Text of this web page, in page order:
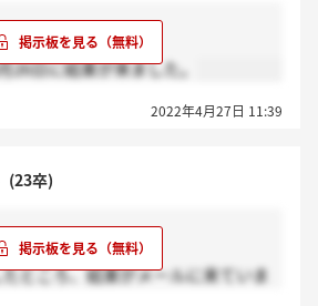
26日に結果が来ました。
2022年4月27日 11:39
(23卒)
ところ、結果がメールに来ていま